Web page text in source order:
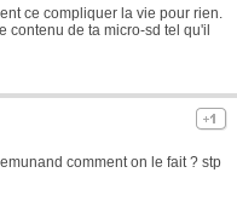
ce compliquer la vie pour rien.
contenu de ta micro-sd tel qu'il
comment on le fait ? stp